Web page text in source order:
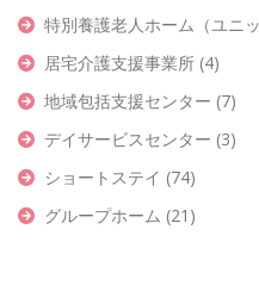
特別養護老人ホーム（ユニ
居宅介護支援事業所 (4)
地域包括支援センター (7)
デイサービスセンター (3)
ショートステイ (74)
グループホーム (21)